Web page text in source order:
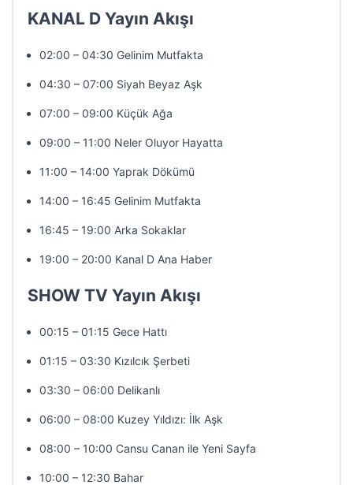
KANAL D Yayın Akışı
02:00 – 04:30 Gelinim Mutfakta
04:30 – 07:00 Siyah Beyaz Aşk
07:00 – 09:00 Küçük Ağa
09:00 – 11:00 Neler Oluyor Hayatta
11:00 – 14:00 Yaprak Dökümü
14:00 – 16:45 Gelinim Mutfakta
16:45 – 19:00 Arka Sokaklar
19:00 – 20:00 Kanal D Ana Haber
SHOW TV Yayın Akışı
00:15 – 01:15 Gece Hattı
01:15 – 03:30 Kızılcık Şerbeti
03:30 – 06:00 Delikanlı
06:00 – 08:00 Kuzey Yıldızı: İlk Aşk
08:00 – 10:00 Cansu Canan ile Yeni Sayfa
10:00 – 12:30 Bahar